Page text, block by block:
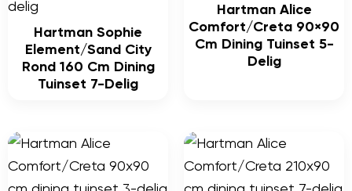
Hartman Sophie
Element/Sand City
Rond 160 Cm Dining
Tuinset 7-Delig
Hartman Alice
Comfort/Creta 90×90
Cm Dining Tuinset 5-
Delig